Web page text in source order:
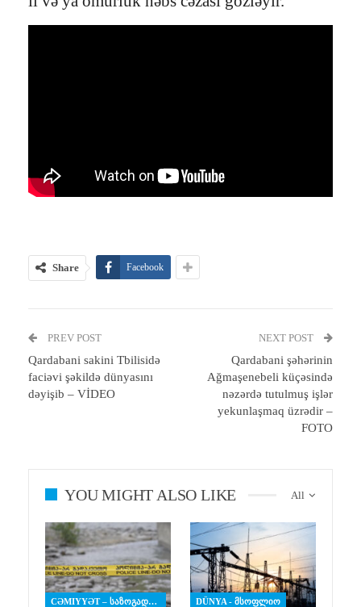
Share Facebook
PREV POST
Qardabani sakini Tbilisidə
faciəvi şəkildə dünyasını
dəyişib – VİDEO
NEXT POST
Qardabani şəhərinin
Ağmaşenebeli küçəsində
nəzərdə tutulmuş işlər
yekunlaşmaq üzrədir –
FOTO
All
YOU MIGHT ALSO LIKE
CƏMIYYƏT – ᲡᲐᲖᲝᲒᲐᲓᲝᲔᲑᲐ DÜNYA - ᲛᲡᲝᲤᲚᲘᲝ